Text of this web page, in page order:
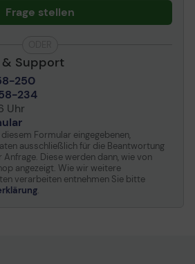
Frage stellen
Support
250
234
Uhr
Formular eingegebenen,
ausschließlich für die Beantwortung
Diese werden dann, wie von
angezeigt. Wie wir weitere
verarbeiten entnehmen Sie bitte
.